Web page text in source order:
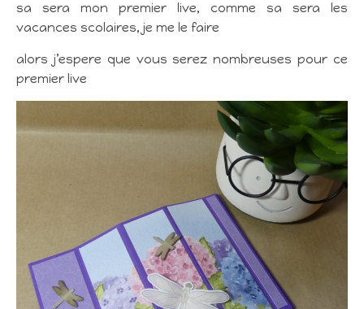
sa sera mon premier live, comme sa sera les
vacances scolaires, je me le faire
alors j’espere que vous serez nombreuses pour ce
premier live